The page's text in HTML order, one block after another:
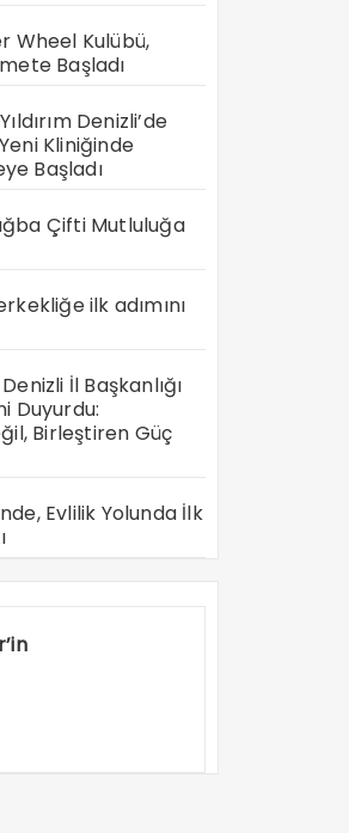
Wheel Kulübü,
Başladı
Denizli’de
Kliniğinde
Başladı
Çifti Mutluluğa
ilk adımını
İl Başkanlığı
Duyurdu:
Birleştiren Güç
Evlilik Yolunda İlk